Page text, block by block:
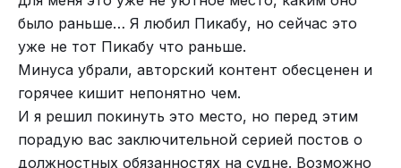
по вокалу в рамках работы над еще одним
сольным альбомом, который должен выйти в
течение 2024 года. Ну, и для того, чтобы спеть
вживую на своем последнем концерте.
Удивительно, что весь оригинальный состав Black
Sabbath еще жив, несмотря на десятилетия
алкоголя и тяжелых наркотиков.
было раньше… Я любил Пикабу, но сейчас это
уже не тот Пикабу что раньше.
Минуса убрали, авторский контент обесценен и
горячее кишит непонятно чем.
И я решил покинуть это место, но перед этим
порадую вас заключительной серией постов о
должностных обязанностях на судне. Возможно